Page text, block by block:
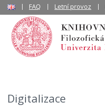
Digitalizace
FAQ Letní provoz